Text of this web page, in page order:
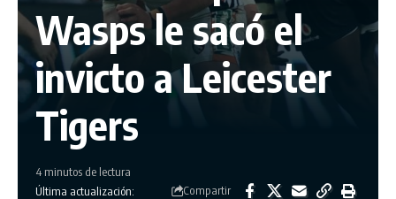
Wasps le sacó el
invicto a Leicester
Tigers
Última actualización:
4 minutos de lectura
Compartir